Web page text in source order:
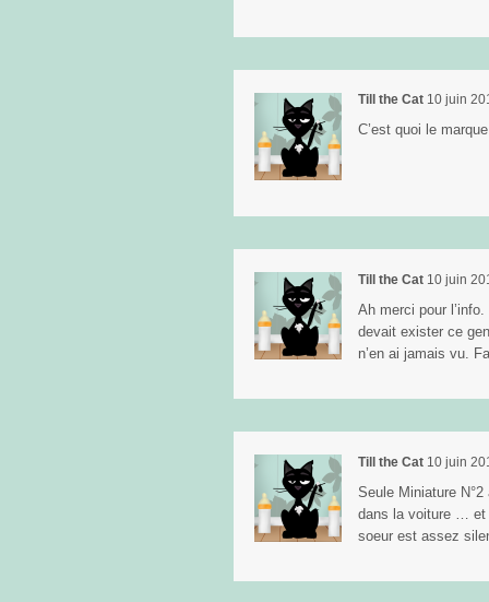
Till the Cat 10 juin
C’est quoi le
Till the Cat 10 juin
Ah merci pour
devait exister ce
n’en ai jamais vu.
Till the Cat 10 juin
Seule Miniature N°2
dans la voiture … et
soeur est assez